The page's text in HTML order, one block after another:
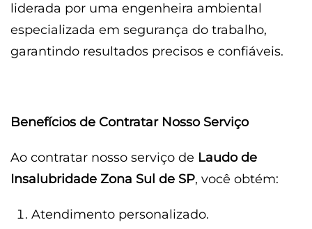
liderada por uma engenheira ambiental
especializada em segurança do trabalho,
garantindo resultados precisos e confiáveis.
Benefícios de Contratar Nosso Serviço
Ao contratar nosso serviço de Laudo de
Insalubridade Zona Sul de SP, você obtém:
Atendimento personalizado.